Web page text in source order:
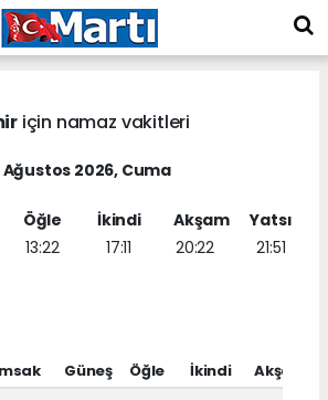
için namaz vakitleri
Ağustos 2026, Cuma
Öğle
13:22
İkindi
17:11
Akşam
20:22
Yatsı
21:51
Güneş Öğle İkindi Akşam